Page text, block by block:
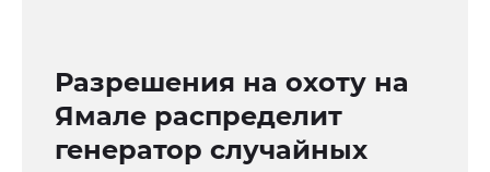
Разрешения на охоту на
Ямале распределит
генератор случайных